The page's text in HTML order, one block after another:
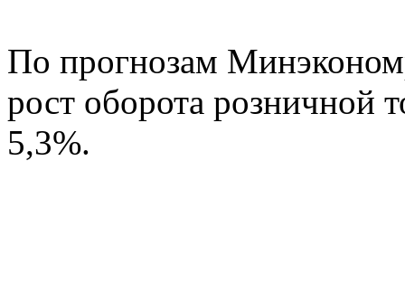
По прогнозам
рост оборота розничной
5,3%.